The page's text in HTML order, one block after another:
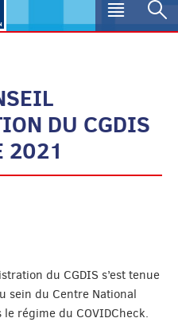
Menu
DU CGDIS
2021
TWITTER
du CGDIS s’est tenue
sein du Centre National
régime du COVIDCheck.